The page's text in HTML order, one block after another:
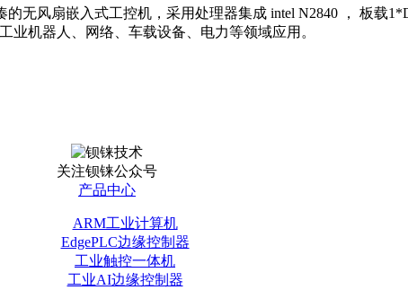
无风扇嵌入式工控机，采用处理器集成 intel N2840 ， 板载
业机器人、网络、车载设备、电力等领域应用。
关注钡铼公众号
产品中心
ARM工业计算机
EdgePLC边缘控制器
工业触控一体机
工业AI边缘控制器